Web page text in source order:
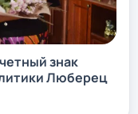
знак
Люберец